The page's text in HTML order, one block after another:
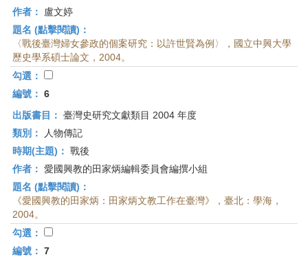
作者：
盧文婷
題名 (點擊閱讀)：
〈戰後臺灣婦女參政的個案研究：以許世賢為例〉，國立中興大學
歷史學系碩士論文，2004。
勾選：
編號： 6
出版書目： 臺灣史研究文獻類目 2004 年度
類別：
人物傳記
時期(主題)： 戰後
作者： 愛國興教的田家炳編輯委員會編撰小組
題名 (點擊閱讀)：
《愛國興教的田家炳：田家炳文教工作在臺灣》，臺北：學海，
2004。
勾選：
編號： 7